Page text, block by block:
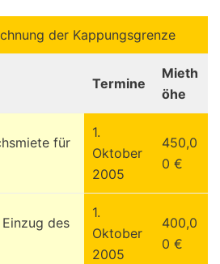
der Kappungsgrenze
Termine
Mieth
öhe
für
1.
Oktober
2005
450,0
0 €
des
1.
Oktober
2005
400,0
0 €